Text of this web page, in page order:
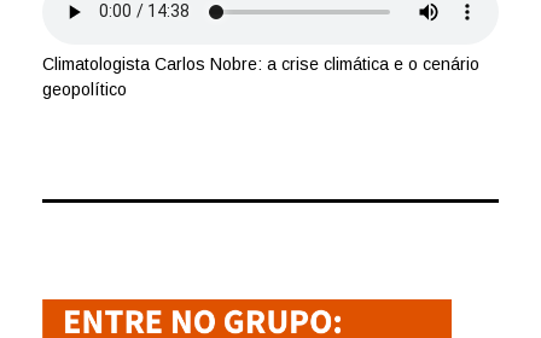
Climatologista Carlos Nobre: a crise climática e o cenário
geopolítico